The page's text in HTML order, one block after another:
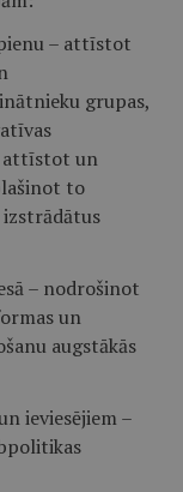
– attīstot
grupas,
attīstot un
to
– nodrošinot
un
augstākās
ieviesējiem –